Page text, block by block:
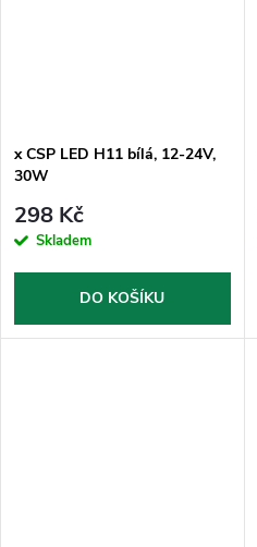
x CSP LED H11 bílá, 12-24V,
30W
298 Kč
Skladem
DO KOŠÍKU